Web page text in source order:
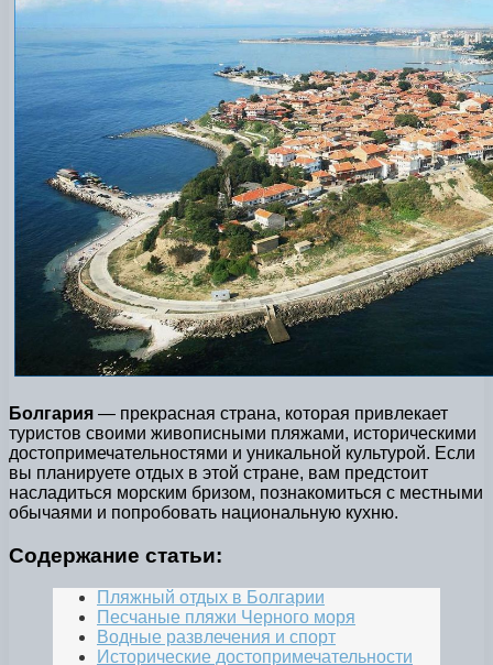
Болгария — прекрасная страна, которая привлекает
туристов своими живописными пляжами, историческими
достопримечательностями и уникальной культурой. Если
вы планируете отдых в этой стране, вам предстоит
насладиться морским бризом, познакомиться с местными
обычаями и попробовать национальную кухню.
Содержание статьи:
Пляжный отдых в Болгарии
Песчаные пляжи Черного моря
Водные развлечения и спорт
Исторические достопримечательности